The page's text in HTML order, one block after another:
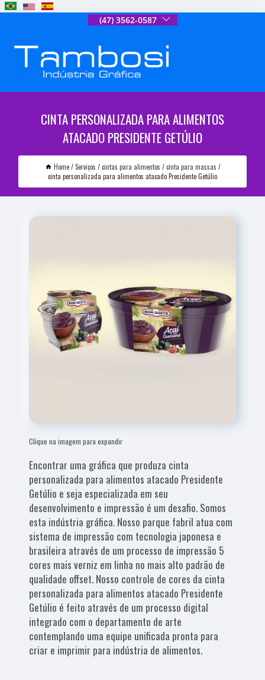
(47) 3562-0587
CINTA PERSONALIZADA PARA ALIMENTOS
ATACADO PRESIDENTE GETÚLIO
Home Serviços cintas para alimentos
cinta para massas
cinta personalizada para alimentos atacado Presidente Getúlio
Clique na imagem para expandir
Encontrar uma gráfica que produza cinta
personalizada para alimentos atacado Presidente
Getúlio e seja especializada em seu
desenvolvimento e impressão é um desafio. Somos
esta indústria gráfica. Nosso parque fabril atua com
sistema de impressão com tecnologia japonesa e
brasileira através de um processo de impressão 5
cores mais verniz em linha no mais alto padrão de
qualidade offset. Nosso controle de cores da cinta
personalizada para alimentos atacado Presidente
Getúlio é feito através de um processo digital
integrado com o departamento de arte
contemplando uma equipe unificada pronta para
criar e imprimir para indústria de alimentos.